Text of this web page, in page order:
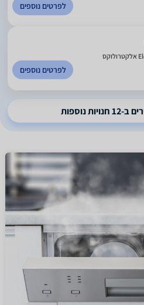
לפרטים נוספים
לפרטים נוספים
נוספות